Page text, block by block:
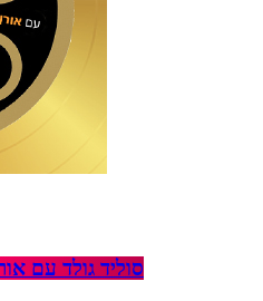
סוליד גולד עם אורן